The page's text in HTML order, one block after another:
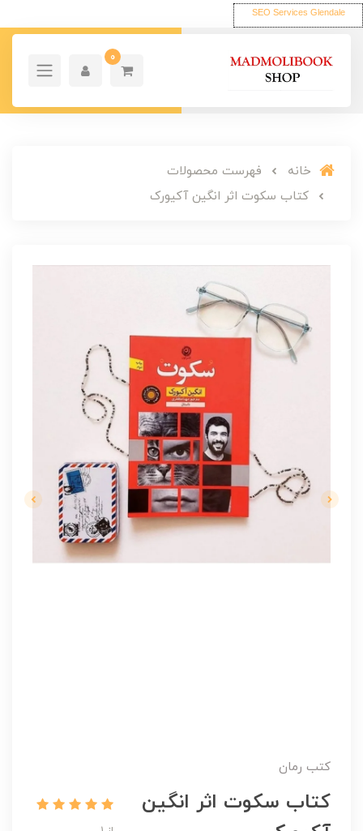
SEO Services Glendale
0
خانه
فهرست محصولات
کتاب سکوت اثر انگین آکیورک
کتب رمان
کتاب سکوت اثر انگین